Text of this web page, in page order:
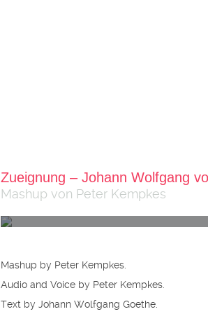
Zueignung – Johann Wolfgang
Mashup von Peter Kempkes
Mashup by Peter Kempkes.
Audio and Voice by Peter Kempkes.
Text by Johann Wolfgang Goethe.